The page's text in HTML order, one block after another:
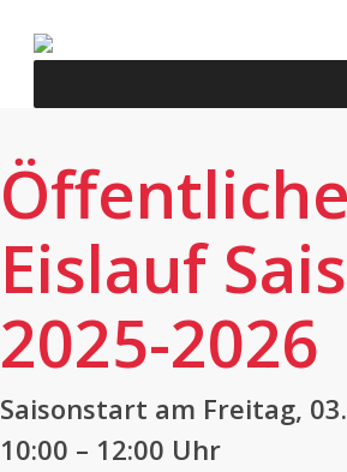
content
Eislauf
2025-2026
Saisonstart am Freitag,
10:00 – 12:00 Uhr